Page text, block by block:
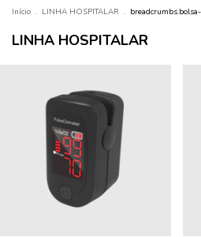
Início . LINHA HOSPITALAR .
LINHA HOSPITALAR